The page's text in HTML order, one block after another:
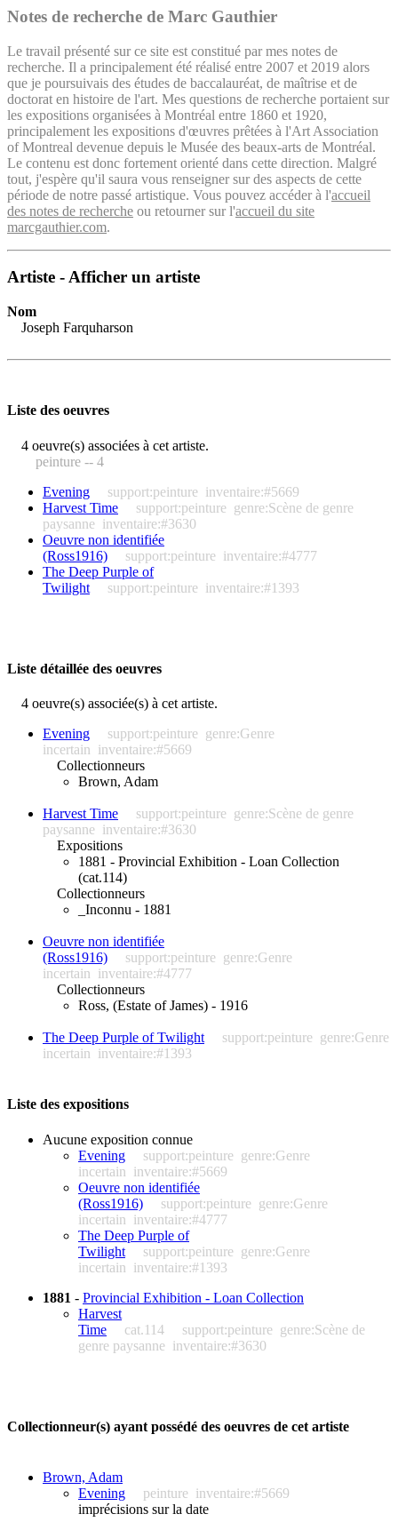
Notes de recherche de Marc Gauthier
Le travail présenté sur ce site est constitué par mes notes de
recherche. Il a principalement été réalisé entre 2007 et 2019 alors
que je poursuivais des études de baccalauréat, de maîtrise et de
doctorat en histoire de l'art. Mes questions de recherche portaient sur
les expositions organisées à Montréal entre 1860 et 1920,
principalement les expositions d'œuvres prêtées à l'Art Association
of Montreal devenue depuis le Musée des beaux-arts de Montréal.
Le contenu est donc fortement orienté dans cette direction. Malgré
tout, j'espère qu'il saura vous renseigner sur des aspects de cette
période de notre passé artistique. Vous pouvez accéder à l'accueil
des notes de recherche ou retourner sur l'accueil du site
marcgauthier.com.
Artiste - Afficher un artiste
Nom
Joseph Farquharson
Liste des oeuvres
4 oeuvre(s) associées à cet artiste.
peinture -- 4
Evening
support:peinture inventaire:#5669
Harvest Time
support:peinture genre:Scène de genre
paysanne inventaire:#3630
Oeuvre non identifiée
(Ross1916)
support:peinture inventaire:#4777
The Deep Purple of
Twilight
support:peinture inventaire:#1393
Liste détaillée des oeuvres
4 oeuvre(s) associée(s) à cet artiste.
Evening
support:peinture genre:Genre
incertain inventaire:#5669
Collectionneurs
Brown, Adam
Harvest Time support:peinture genre:Scène de genre
paysanne inventaire:#3630
Expositions
1881 - Provincial Exhibition - Loan Collection
(cat.114)
Collectionneurs
_Inconnu - 1881
Oeuvre non identifiée
(Ross1916)
support:peinture genre:Genre
incertain inventaire:#4777
Collectionneurs
Ross, (Estate of James) - 1916
The Deep Purple of Twilight support:peinture genre:Genre
incertain inventaire:#1393
Liste des expositions
Aucune exposition connue
Evening
support:peinture genre:Genre
incertain inventaire:#5669
Oeuvre non identifiée
(Ross1916)
support:peinture genre:Genre
incertain inventaire:#4777
The Deep Purple of
Twilight
support:peinture genre:Genre
incertain inventaire:#1393
1881 - Provincial Exhibition - Loan Collection
Harvest
Time
cat.114 support:peinture genre:Scène de
genre paysanne inventaire:#3630
Collectionneur(s) ayant possédé des oeuvres de cet artiste
Brown, Adam
Evening
peinture inventaire:#5669
imprécisions sur la date